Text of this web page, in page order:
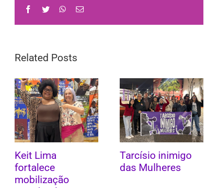
Facebook
Twitter WhatsApp
Email
Related Posts
Keit Lima
fortalece
mobilização
Tarcísio inimigo
das Mulheres